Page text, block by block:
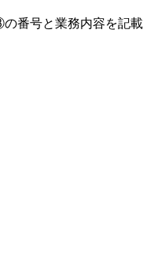
号と業務内容を記載